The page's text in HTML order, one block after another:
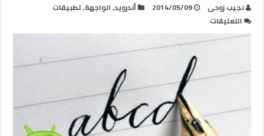
نجيب زوحى 2014/05/09 أندرويد,الواجهة,تطبيقات
التعليقات
تطبيقات
أندرويد
مجانية
تساعد
تدوين
الملاحظات
مغلقة